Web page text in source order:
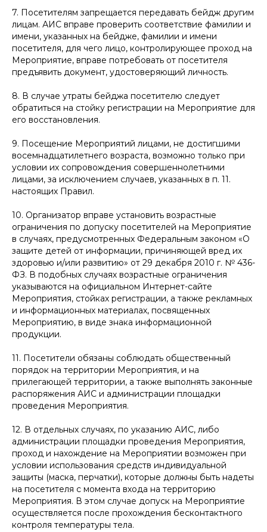
7. Посетителям запрещается передавать бейдж другим
лицам. АИС вправе проверить соответствие фамилии и
имени, указанных на бейдже, фамилии и имени
посетителя, для чего лицо, контролирующее проход на
Мероприятие, вправе потребовать от посетителя
предъявить документ, удостоверяющий личность.
8. В случае утраты бейджа посетителю следует
обратиться на стойку регистрации на Мероприятие для
его восстановления.
9. Посещение Мероприятий лицами, не достигшими
восемнадцатилетнего возраста, возможно только при
условии их сопровождения совершеннолетними
лицами, за исключением случаев, указанных в п. 11.
настоящих Правил.
10. Организатор вправе установить возрастные
ограничения по допуску посетителей на Мероприятие
в случаях, предусмотренных Федеральным законом «О
защите детей от информации, причиняющей вред их
здоровью и/или развитию» от 29 декабря 2010 г. № 436-
ФЗ. В подобных случаях возрастные ограничения
указываются на официальном Интернет-сайте
Мероприятия, стойках регистрации, а также рекламных
и информационных материалах, посвященных
Мероприятию, в виде знака информационной
продукции.
11. Посетители обязаны соблюдать общественный
порядок на территории Мероприятия, и на
прилегающей территории, а также выполнять законные
распоряжения АИС и администрации площадки
проведения Мероприятия.
12. В отдельных случаях, по указанию АИС, либо
администрации площадки проведения Мероприятия,
проход и нахождение на Мероприятии возможен при
условии использования средств индивидуальной
защиты (маска, перчатки), которые должны быть надеты
на посетителя с момента входа на территорию
Мероприятия. В этом случае допуск на Мероприятие
осуществляется после прохождения бесконтактного
контроля температуры тела.